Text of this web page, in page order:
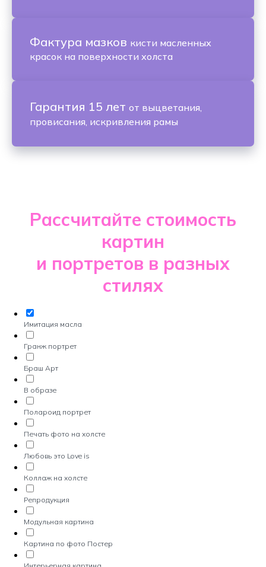
Фактура мазков кисти масленных
красок на поверхности холста
Гарантия 15 лет от выцветания,
провисания, искривления рамы
Рассчитайте стоимость
картин
и портретов в разных
стилях
Имитация масла
Гранж портрет
Браш Арт
В образе
Полароид портрет
Печать фото на холсте
Любовь это Love is
Коллаж на холсте
Репродукция
Модульная картина
Картина по фото Постер